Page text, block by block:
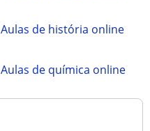
Aulas de história online
Aulas de química online